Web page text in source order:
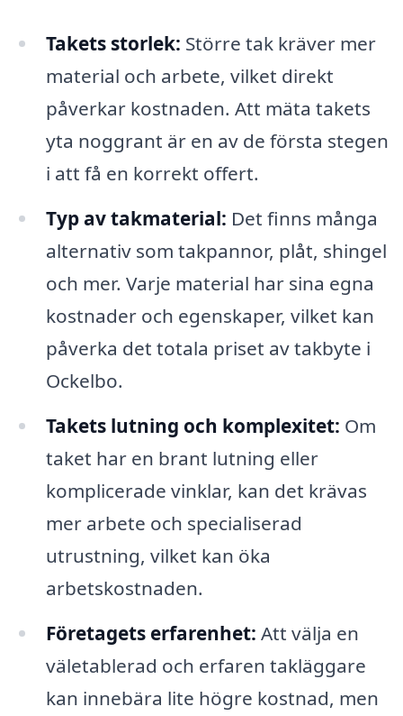
Takets storlek: Större tak kräver mer
material och arbete, vilket direkt
påverkar kostnaden. Att mäta takets
yta noggrant är en av de första stegen
i att få en korrekt offert.
Typ av takmaterial: Det finns många
alternativ som takpannor, plåt, shingel
och mer. Varje material har sina egna
kostnader och egenskaper, vilket kan
påverka det totala priset av takbyte i
Ockelbo.
Takets lutning och komplexitet: Om
taket har en brant lutning eller
komplicerade vinklar, kan det krävas
mer arbete och specialiserad
utrustning, vilket kan öka
arbetskostnaden.
Företagets erfarenhet: Att välja en
väletablerad och erfaren takläggare
kan innebära lite högre kostnad, men